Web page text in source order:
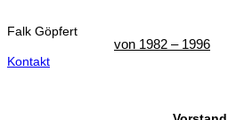
von 1982 – 1996
Falk Göpfert
Kontakt